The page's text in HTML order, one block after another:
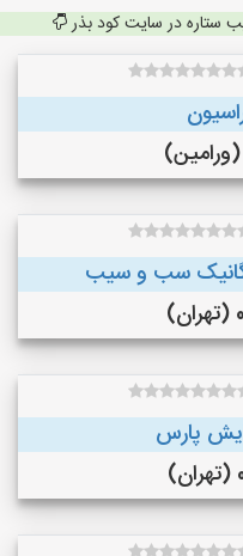
ستاره در سایت کود بذر
(ورامین)
سب و سیب
پارس